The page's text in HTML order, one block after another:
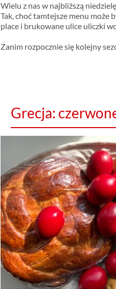
Wielu z nas w najbliższą
Tak, choć tamtejsze menu może
place i brukowane ulice uliczki
Zanim rozpocznie się kolejny
Grecja: